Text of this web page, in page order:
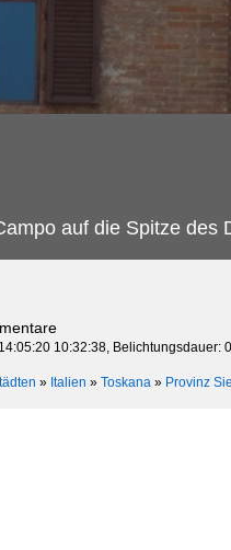
auf die Spitze des
10:32:38, Belichtungsdauer:
» Italien » Toskana » Provinz